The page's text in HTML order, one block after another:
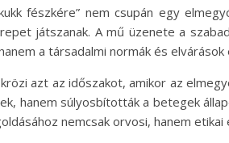
fészkére” nem csupán egy
játszanak. A mű üzenete a
a társadalmi normák és
azt az időszakot, amikor az
hanem súlyosbították a betegek
nemcsak orvosi, hanem